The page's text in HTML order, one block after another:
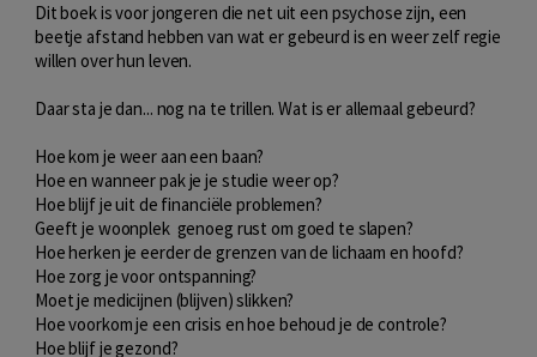
Dit boek is voor jongeren die net uit een psychose zijn, een
beetje afstand hebben van wat er gebeurd is en weer zelf regie
willen over hun leven.
Daar sta je dan... nog na te trillen. Wat is er allemaal gebeurd?
Hoe kom je weer aan een baan?
Hoe en wanneer pak je je studie weer op?
Hoe blijf je uit de financiële problemen?
Geeft je woonplek genoeg rust om goed te slapen?
Hoe herken je eerder de grenzen van de lichaam en hoofd?
Hoe zorg je voor ontspanning?
Moet je medicijnen (blijven) slikken?
Hoe voorkom je een crisis en hoe behoud je de controle?
Hoe blijf je gezond?